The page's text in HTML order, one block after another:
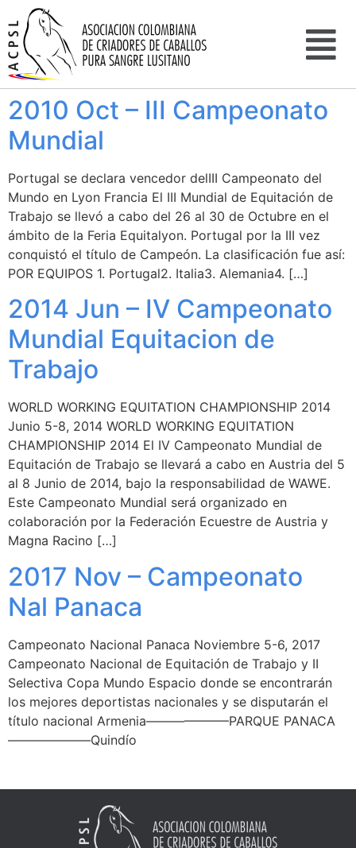
2010 Oct – III Campeonato
Mundial
Portugal se declara vencedor delIII Campeonato del
Mundo en Lyon Francia El III Mundial de Equitación de
Trabajo se llevó a cabo del 26 al 30 de Octubre en el
ámbito de la Feria Equitalyon. Portugal por la III vez
conquistó el título de Campeón. La clasificación fue así:
POR EQUIPOS 1. Portugal2. Italia3. Alemania4. […]
2014 Jun – IV Campeonato
Mundial Equitacion de
Trabajo
WORLD WORKING EQUITATION CHAMPIONSHIP 2014
Junio 5-8, 2014 WORLD WORKING EQUITATION
CHAMPIONSHIP 2014 El IV Campeonato Mundial de
Equitación de Trabajo se llevará a cabo en Austria del 5
al 8 Junio de 2014, bajo la responsabilidad de WAWE.
Este Campeonato Mundial será organizado en
colaboración por la Federación Ecuestre de Austria y
Magna Racino […]
2017 Nov – Campeonato
Nal Panaca
Campeonato Nacional Panaca Noviembre 5-6, 2017
Campeonato Nacional de Equitación de Trabajo y II
Selectiva Copa Mundo Espacio donde se encontrarán
los mejores deportistas nacionales y se disputarán el
título nacional Armenia——————–PARQUE PANACA
——————–Quindío